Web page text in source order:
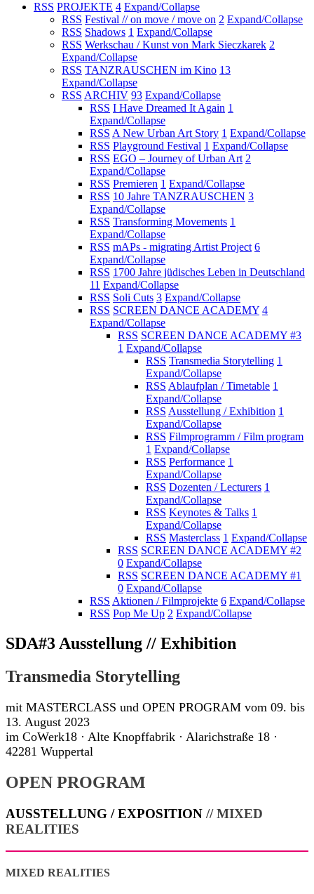
RSS PROJEKTE 4 Expand/Collapse
RSS Festival // on move / move on 2 Expand/Collapse
RSS Shadows 1 Expand/Collapse
RSS Werkschau / Kunst von Mark Sieczkarek 2
Expand/Collapse
RSS TANZRAUSCHEN im Kino 13
Expand/Collapse
RSS ARCHIV 93 Expand/Collapse
RSS I Have Dreamed It Again 1
Expand/Collapse
RSS A New Urban Art Story 1 Expand/Collapse
RSS Playground Festival 1 Expand/Collapse
RSS EGO – Journey of Urban Art 2
Expand/Collapse
RSS Premieren 1 Expand/Collapse
RSS 10 Jahre TANZRAUSCHEN 3
Expand/Collapse
RSS Transforming Movements 1
Expand/Collapse
RSS mAPs - migrating Artist Project 6
Expand/Collapse
RSS 1700 Jahre jüdisches Leben in Deutschland
11 Expand/Collapse
RSS Soli Cuts 3 Expand/Collapse
RSS SCREEN DANCE ACADEMY 4
Expand/Collapse
RSS SCREEN DANCE ACADEMY #3
1 Expand/Collapse
RSS Transmedia Storytelling 1
Expand/Collapse
RSS Ablaufplan / Timetable 1
Expand/Collapse
RSS Ausstellung / Exhibition 1
Expand/Collapse
RSS Filmprogramm / Film program
1 Expand/Collapse
RSS Performance 1
Expand/Collapse
RSS Dozenten / Lecturers 1
Expand/Collapse
RSS Keynotes & Talks 1
Expand/Collapse
RSS Masterclass 1 Expand/Collapse
RSS SCREEN DANCE ACADEMY #2
0 Expand/Collapse
RSS SCREEN DANCE ACADEMY #1
0 Expand/Collapse
RSS Aktionen / Filmprojekte 6 Expand/Collapse
RSS Pop Me Up 2 Expand/Collapse
SDA#3 Ausstellung // Exhibition
Transmedia Storytelling
mit MASTERCLASS und OPEN PROGRAM vom 09. bis
13. August 2023
im CoWerk18 · Alte Knopffabrik · Alarichstraße 18 ·
42281 Wuppertal
OPEN PROGRAM
AUSSTELLUNG / EXPOSITION // MIXED
REALITIES
MIXED REALITIES